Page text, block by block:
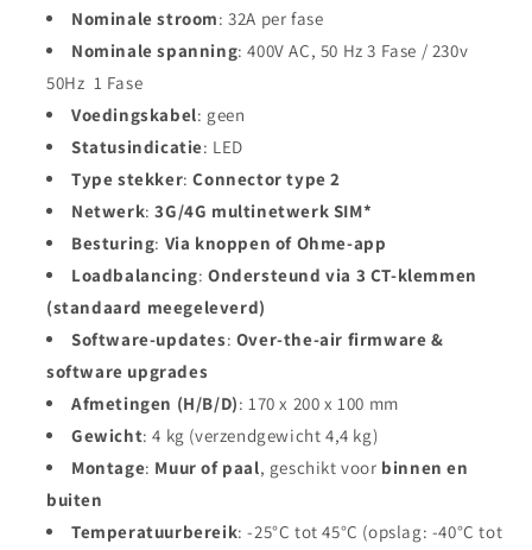
Nominale stroom: 32A per fase
Nominale spanning: 400V AC, 50 Hz 3 Fase / 230v
50Hz 1 Fase
Voedingskabel: geen
Statusindicatie: LED
Type stekker:Connector type 2
Netwerk:3G/4G multinetwerk SIM*
Besturing: Via knoppen of Ohme-app
Loadbalancing:Ondersteund via 3 CT-klemmen
(standaard meegeleverd)
Software-updates: Over-the-air firmware &
software upgrades
Afmetingen (H/B/D): 170 x 200 x 100 mm
Gewicht: 4 kg (verzendgewicht 4,4 kg)
Montage: Muur of paal, geschikt voor binnen en
buiten
Temperatuurbereik: -25°C tot 45°C (opslag: -40°C tot